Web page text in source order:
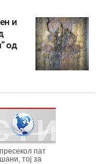
и
од